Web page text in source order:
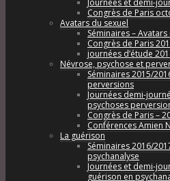
Journées et demi-
Congrès de Paris
Avatars du sexuel
Séminaires –
Congrès de Paris
journées d’étude
Névrose, psychose et
Séminaires 2015/
perversions
Journées demi-
psychoses
Congrès de Paris –
Conférences Amien
La guérison
Séminaires 2016/
psychanalyse
Journées et demi-
guérison en